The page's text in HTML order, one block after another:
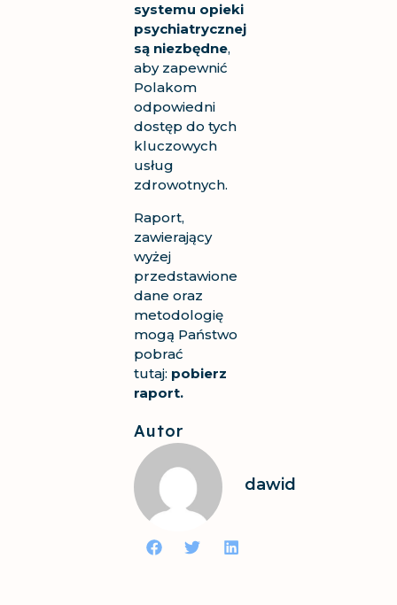
systemu opieki
psychiatrycznej
są niezbędne,
aby zapewnić
Polakom
odpowiedni
dostęp do tych
kluczowych
usług
zdrowotnych.
Raport,
zawierający
wyżej
przedstawione
dane oraz
metodologię
mogą Państwo
pobrać
tutaj: pobierz
raport.
Autor
dawid